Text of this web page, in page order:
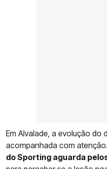
Em Alvalade, a evolução do
acompanhada com atenção.
do Sporting aguarda